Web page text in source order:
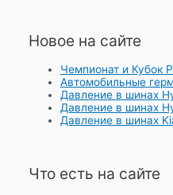
Новое на сайте
Чемпионат и Кубок
Автомобильные
Давление в шинах
Давление в шинах
Давление в шинах
Что есть на сайте